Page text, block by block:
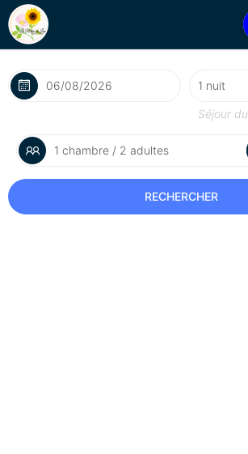
Séjour du
1 chambre / 2 adultes